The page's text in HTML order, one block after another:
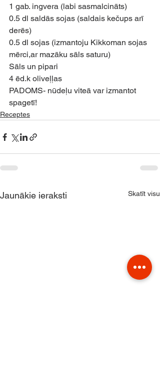
1 gab. ingvera (labi sasmalcināts)
0.5 dl saldās sojas (saldais kečups arī
derēs)
0.5 dl sojas (izmantoju Kikkoman sojas
mērci,ar mazāku sāls saturu)
Sāls un pipari
4 ēd.k oliveļļas
PADOMS- nūdeļu viteā var izmantot
spagetī!
Receptes
Jaunākie ieraksti Skatīt visu